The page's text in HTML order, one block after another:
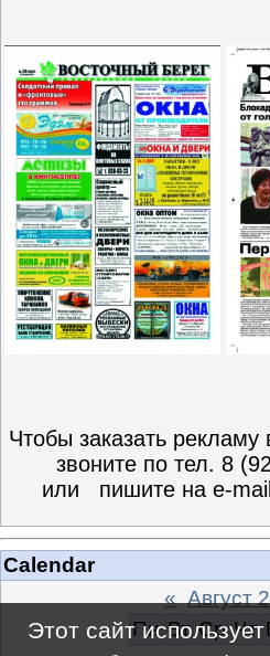
Чтобы заказать рекламу
звоните по тел. 8
или пишите на e-
Calendar
« Август
Пн Вт Ср Чт
Этот сайт